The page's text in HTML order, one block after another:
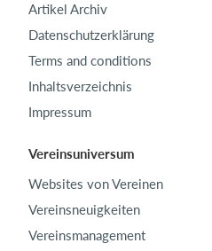
Artikel Archiv
Datenschutzerklärung
Terms and conditions
Inhaltsverzeichnis
Impressum
Vereinsuniversum
Websites von Vereinen
Vereinsneuigkeiten
Vereinsmanagement